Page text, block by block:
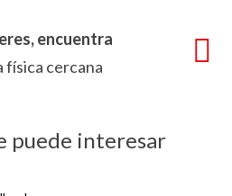
encuentra
física cercana
puede interesar